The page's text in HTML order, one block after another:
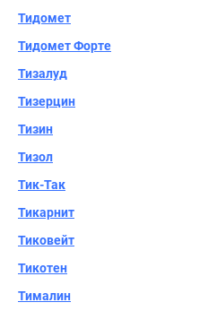
Тидомет
Тидомет Форте
Тизалуд
Тизерцин
Тизин
Тизол
Тик-Так
Тикарнит
Тиковейт
Тикотен
Тималин